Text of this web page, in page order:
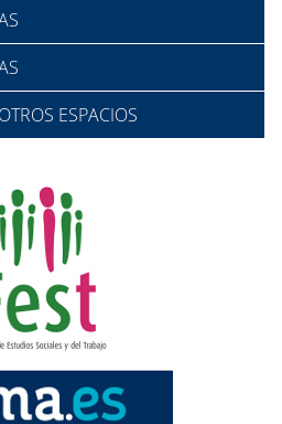
ESPACIOS